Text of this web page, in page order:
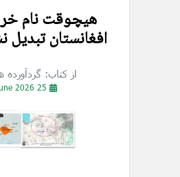
هیچوقت نام
افغانستان
از کتاب: گردآورده
25 June 2026